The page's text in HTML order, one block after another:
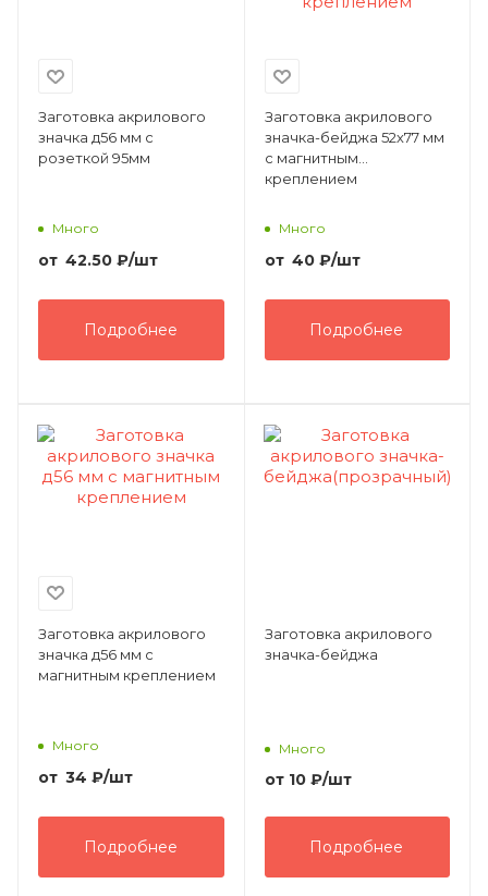
Заготовка акрилового
значка д56 мм с
розеткой 95мм
Много
от 42.50 ₽/шт
Подробнее
Заготовка акрилового
значка-бейджа 52х77 мм
с магнитным
креплением
Много
от 40₽/шт
Подробнее
Заготовка акрилового
значка д56 мм с
магнитным креплением
Много
от 34 ₽/шт
Подробнее
Заготовка акрилового
значка-бейджа
Много
от 10 ₽/шт
Подробнее